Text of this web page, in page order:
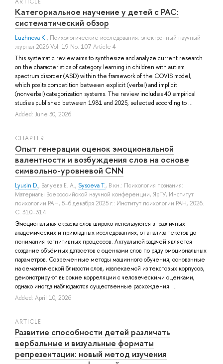
Категориальное научение у детей с РАС:
систематический обзор
Luzhnova K., Психологические исследования: электронный научный
журнал 2026 Vol. 19 No. 107 Article 4
This systematic review aims to synthesize and analyze current research
on the characteristics of category learning in children with autism
spectrum disorder (ASD) within the framework of the COVIS model,
which posits competition between explicit (verbal) and implicit
(nonverbal) categorization systems. The review includes 40 empirical
studies published between 1981 and 2025, selected according to ...
Added: June 30, 2026
СHAPTER
Опыт генерации оценок эмоциональной
валентности и возбуждения слов на основе
символьно-уровневой CNN
Lyusin D., Валуева Е. А., Sysoeva T., В кн.: Психология познания:
Материалы Всероссийской научной конференции, ЯрГУ, Институт
психологии РАН, 5–6 декабря 2025 г.: Институт психологии РАН, 2026.
С. 310–314.
Эмоциональная окраска слов широко используются в различных
академических и прикладных исследованиях, от анализа текстов до
понимания когнитивных процессов. Актуальной задачей является
создание объёмных датасетов с оценками слов по ряду эмоциональных
параметров. Современные методы машинного обучения, основанные
на семантической близости слов, извлекаемой из текстовых корпусов,
демонстрируют высокие корреляции с человеческими оценками,
однако иногда наблюдаются существенные расхождения. ...
Added: April 10, 2026
ARTICLE
Развитие способности детей различать
вербальные и визуальные форматы
репрезентации: новый метод изучения